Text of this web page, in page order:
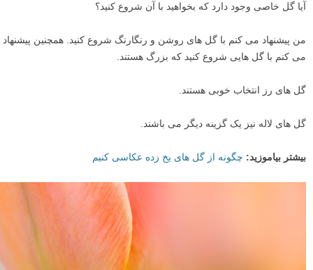
آیا گل خاصی وجود دارد که بخواهید با آن شروع کنید؟
من پیشنهاد می کنم با گل های روشن و رنگارنگ شروع کنید. همچنین پیشنهاد
می کنم با گل هایی شروع کنید که بزرگ هستند.
گل های رز انتخاب خوبی هستند.
گل های لاله نیز یک گزینه دیگر می باشند.
بیشتر بیاموزید: چگونه از گل های یخ زده عکاسی کنیم